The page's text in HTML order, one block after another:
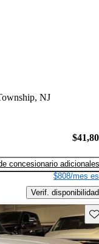
NJ
concesionario adicionales
$808/mes
Verif. disponibilidad